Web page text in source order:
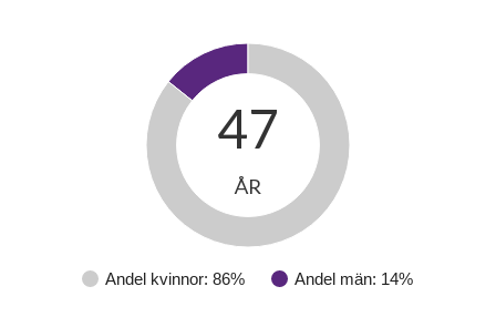
Munkegärdegatan 221
Munkegärdegatan 223
Munkegärdegatan 225
1
Andel kvinnor: 86% Andel män: 14%
47
ÅR